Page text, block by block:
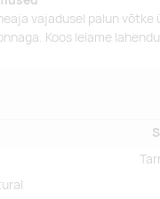
vajadusel palun võtke
Koos leiame